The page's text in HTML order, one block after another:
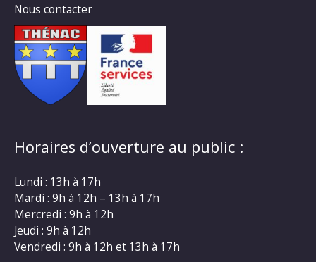
Nous contacter
Horaires d’ouverture au public :
Lundi : 13h à 17h
Mardi : 9h à 12h – 13h à 17h
Mercredi : 9h à 12h
Jeudi : 9h à 12h
Vendredi : 9h à 12h et 13h à 17h